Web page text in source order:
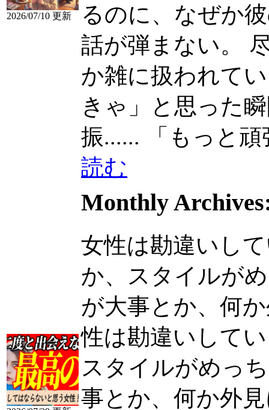
2026/07/10 更新
るのに、なぜか
話が弾まない。
か雑に扱われて
きゃ」と思った
振......
「もっと
読む
Monthly
女性は勘違いし
か、スタイルが
が大事とか、何
性は勘違いして
スタイルがめっ
事とか、何か外